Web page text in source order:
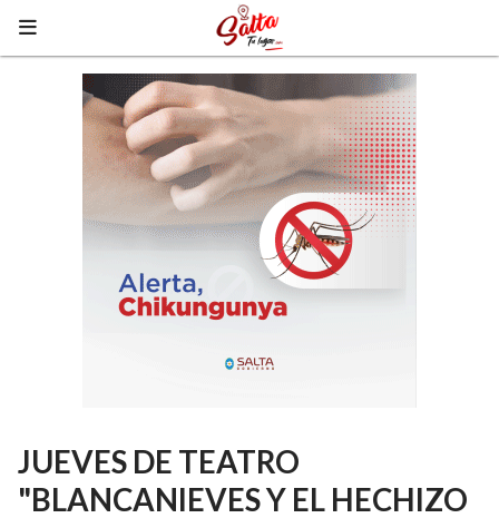
JUEVES DE TEATRO
"BLANCANIEVES Y EL HECHIZO